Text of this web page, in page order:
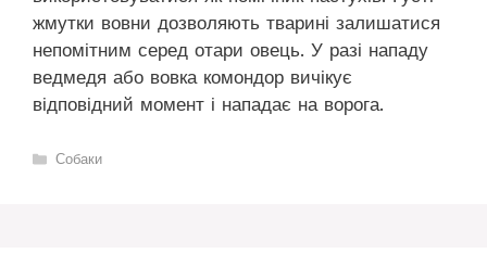
жмутки вовни дозволяють тварині залишатися
непомітним серед отари овець. У разі нападу
ведмедя або вовка комондор вичікує
відповідний момент і нападає на ворога.
Категорії
Собаки